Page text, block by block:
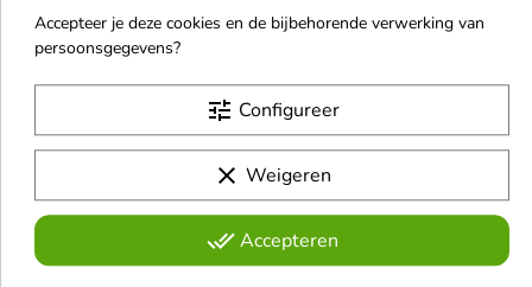

Aroma Car Nature Bag
Autogeurzakje Coffee
12,5 g
geurcomposities geïnspireerd op
de natuur
€ 2,50

Aroma Car Drop
Control Aroma
autogeur Aqua 5 ml
Aqua autogeurhanger
€ 2,50
Accepteer je deze cookies en de bijbehorende verwerking van
persoonsgegevens?
tune Configureer
clear Weigeren
done_all Accepteren